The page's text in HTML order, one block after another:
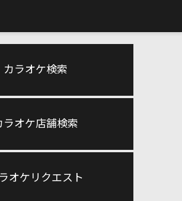
カラオケ検索
ラオケ店舗検索
オケリクエスト